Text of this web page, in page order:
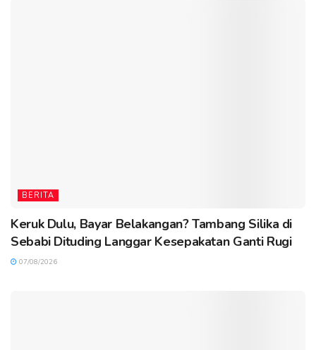
BERITA
Keruk Dulu, Bayar Belakangan? Tambang Silika di
Sebabi Dituding Langgar Kesepakatan Ganti Rugi
07/08/2026